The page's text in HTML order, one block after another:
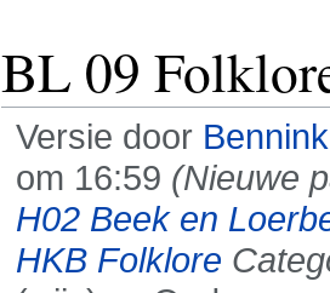
BL 09
Versie door
om 16:59 (Nieuwe
H02 Beek en
HKB Folklore